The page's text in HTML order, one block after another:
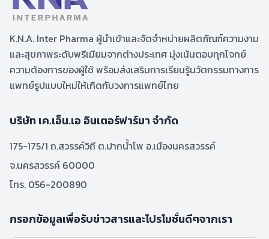
K.N.A. Inter Pharma ผู้นำเข้าและจัดจำหน่ายผลิตภัณฑ์ความงาม
และสุขภาพระดับพรีเมียมจากต่างประเทศ มุ่งเน้นตอบทุกโจทย์
ความต้องการของผู้ใช้ พร้อมส่งเสริมการเรียนรู้นวัตกรรมทางการ
แพทย์รูปแบบใหม่ให้เกิดกับวงการแพทย์ไทย
บริษัท เค.เอ็น.เอ อินเตอร์ฟาร์มา จำกัด
175-175/1 ถ.สวรรค์วิถี ต.ปากน้ำโพ อ.เมืองนครสวรรค์
จ.นครสวรรค์ 60000
โทร. 056-200890
กรอกข้อมูลเพื่อรับข่าวสารและโปรโมชั่นดีๆจากเรา